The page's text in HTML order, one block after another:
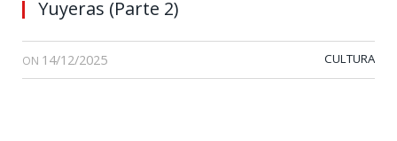
Yuyeras (Parte 2)
ON 14/12/2025 CULTURA